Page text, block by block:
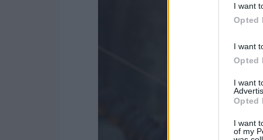
I want
Opted
I want
Opted
I want
Opted
I want
of my